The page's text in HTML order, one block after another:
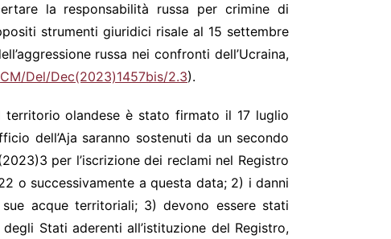
la responsabilità russa per crimine di
strumenti giuridici risale al 15 settembre
russa nei confronti dell’Ucraina,
CM/Del/Dec(2023)1457bis/2.3).
territorio olandese è stato firmato il 17 luglio
dell’Aja saranno sostenuti da un secondo
per l’iscrizione dei reclami nel Registro
o successivamente a questa data; 2) i danni
acque territoriali; 3) devono essere stati
degli Stati aderenti all’istituzione del Registro,